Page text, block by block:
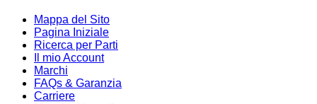
Mappa del Sito
Pagina Iniziale
Ricerca per Parti
Il mio Account
Marchi
FAQs & Garanzia
Carriere